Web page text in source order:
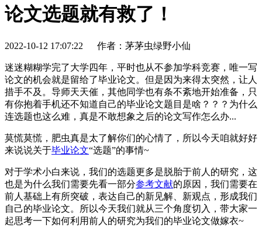
论文选题就有救了！
2022-10-12 17:07:22 作者：茅茅虫绿野小仙
迷迷糊糊学完了大学四年，平时也从不参加学科竞赛，唯一写
论文的机会就是留给了毕业论文。但是因为来得太突然，让人
措手不及。导师天天催，其他同学也有条不紊地开始准备，只
有你抱着手机还不知道自己的毕业论文题目是啥？？？为什么
连选题也这么难，真是不敢想象之后的论文写作怎么办...
莫慌莫慌，肥虫真是太了解你们的心情了，所以今天咱就好好
来说说关于毕业论文“选题”的事情~
对于学术小白来说，我们的选题更多是脱胎于前人的研究，这
也是为什么我们需要先看一部分参考文献的原因，我们需要在
前人基础上有所突破，表达自己的新见解、新观点，形成我们
自己的毕业论文。所以今天我们就从三个角度切入，带大家一
起思考一下如何利用前人的研究为我们的毕业论文做嫁衣~